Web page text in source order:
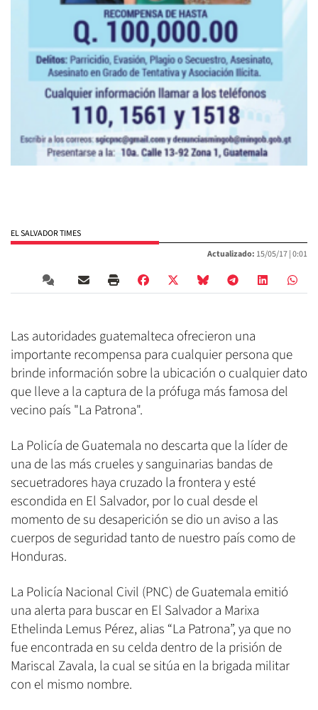
EL SALVADOR TIMES
Actualizado: 15/05/17 |0:01
Las autoridades guatemalteca ofrecieron una
importante recompensa para cualquier persona que
brinde información sobre la ubicación o cualquier dato
que lleve a la captura de la prófuga más famosa del
vecino país "La Patrona".
La Policía de Guatemala no descarta que la líder de
una de las más crueles y sanguinarias bandas de
secuetradores haya cruzado la frontera y esté
escondida en El Salvador, por lo cual desde el
momento de su desaperición se dio un aviso a las
cuerpos de seguridad tanto de nuestro país como de
Honduras.
La Policía Nacional Civil (PNC) de Guatemala emitió
una alerta para buscar en El Salvador a Marixa
Ethelinda Lemus Pérez, alias “La Patrona”, ya que no
fue encontrada en su celda dentro de la prisión de
Mariscal Zavala, la cual se sitúa en la brigada militar
con el mismo nombre.